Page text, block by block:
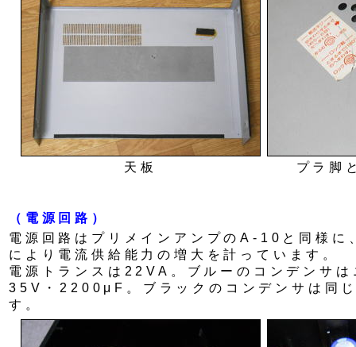
天板 プラ脚
（電源回路）
電源回路はプリメインアンプのA-10と同様に
により電流供給能力の増大を計っています。
電源トランスは22VA。ブルーのコンデンサ
35V・2200μF。ブラックのコンデンサは同
す。